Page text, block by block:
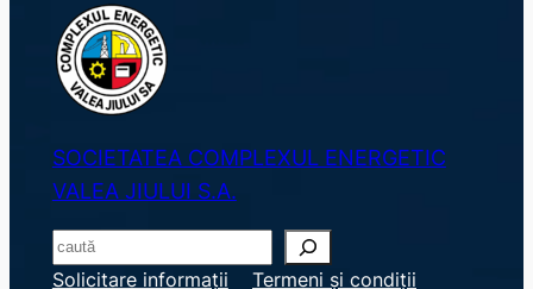
SOCIETATEA COMPLEXUL ENERGETIC
VALEA JIULUI S.A.
S
e
Solicitare informații
Termeni și condiții